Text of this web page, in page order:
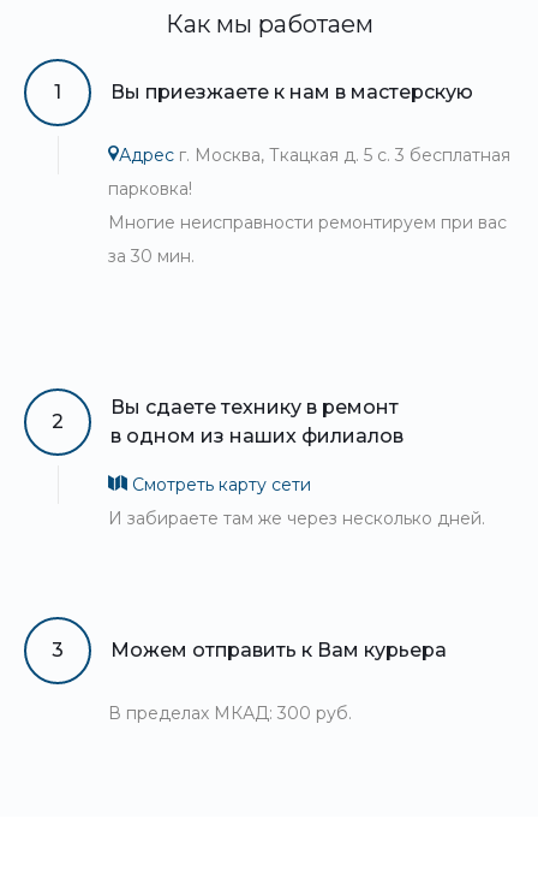
Как мы работаем
1 Вы приезжаете к нам в мастерскую
Адрес г. Москва, Ткацкая д. 5 с. 3 бесплатная
парковка!
Многие неисправности ремонтируем при вас
за 30 мин.
2
Вы сдаете технику в ремонт
в одном из наших филиалов
Смотреть карту сети
И забираете там же через несколько дней.
3 Можем отправить к Вам курьера
В пределах МКАД: 300 руб.